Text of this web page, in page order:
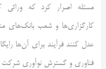
مسئله اصرار کرد که وراثی
کارگزاری‌ها و شعب بانک‌های
عدل کنند فرآیند برای آن‌ها
فناوری و گسترش نوآوری